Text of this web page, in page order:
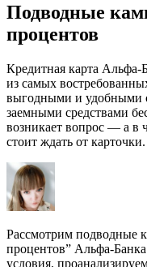
Подводные
процентов
Кредитная карта
из самых
выгодными и удобными
заемными средствами
возникает вопрос — а в
стоит ждать от карточки.
Рассмотрим подводные
процентов” Альфа-
условия,